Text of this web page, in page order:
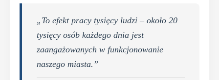
„To efekt pracy tysięcy ludzi – około 20
tysięcy osób każdego dnia jest
zaangażowanych w funkcjonowanie
naszego miasta.”